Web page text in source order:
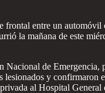
entre un automóvil
la mañana de este
de
y confirmaron
al Hospital